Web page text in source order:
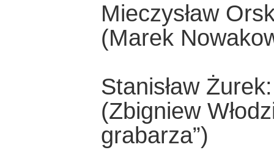
Mieczysław
(Marek
Stanisław
(Zbigniew
grabarza”)